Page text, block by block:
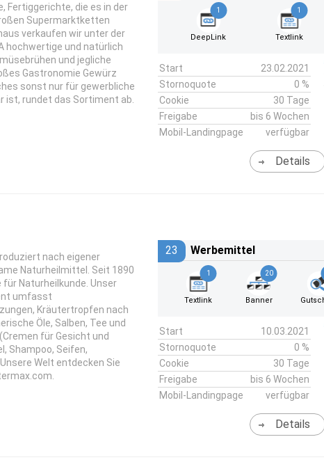
Fertiggerichte, die es in der
Supermarktketten
verkaufen wir unter der
hochwertige und natürlich
und jegliche
Gastronomie Gewürz
sonst nur für gewerbliche
ist, rundet das Sortiment ab.
1
DeepLink
1
Textlink
Start
23.02.2021
Stornoquote
0 %
Cookie
30 Tage
Freigabe
bis 6 Wochen
Mobil-Landingpage
verfügbar
Details
nach eigener
Naturheilmittel. Seit 1890
für Naturheilkunde. Unser
umfasst
Kräutertropfen nach
Öle, Salben, Tee und
für Gesicht und
Shampoo, Seifen,
Welt entdecken Sie
23 Werbemittel
1
Textlink
20
Banner
Start
10.03.2021
Stornoquote
0 %
Cookie
30 Tage
Freigabe
bis 6 Wochen
Mobil-Landingpage
verfügbar
Details